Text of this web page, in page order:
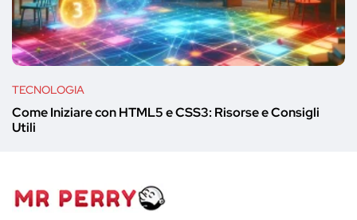
TECNOLOGIA
Come Iniziare con HTML5 e CSS3: Risorse e Consigli
Utili